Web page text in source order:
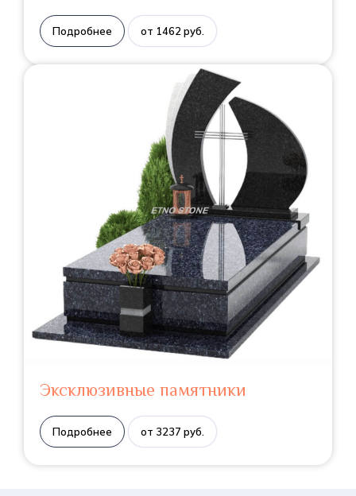
Подробнее от 1462 руб.
Эксклюзивные памятники
Подробнее от 3237 руб.